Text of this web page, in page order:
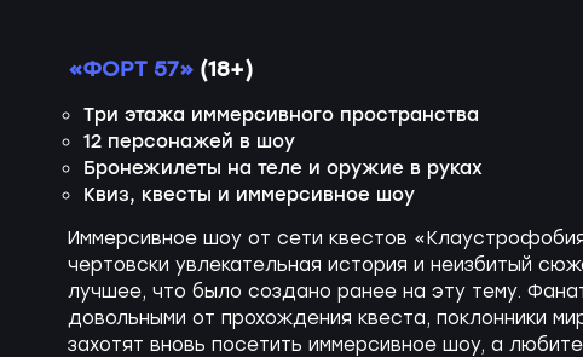
«ФОРТ 57»(18+)
Три этажа иммерсивного пространства
12 персонажей в шоу
Бронежилеты на теле и оружие в руках
Квиз, квесты и иммерсивное шоу
Иммерсивное шоу от сети квестов
чертовски увлекательная история и неизбитый
лучшее, что было создано ранее на эту тему.
довольными от прохождения квеста, поклонники
захотят вновь посетить иммерсивное шоу, а